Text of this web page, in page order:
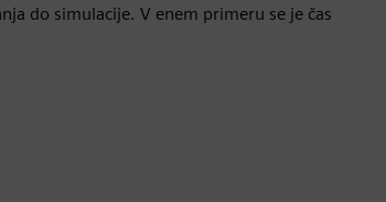
do simulacije. V enem primeru se je čas